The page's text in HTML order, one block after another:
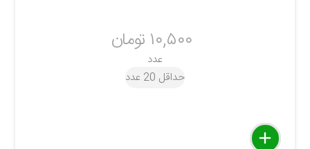
۱۰,۵۰۰ تومان
عدد
حداقل 20 عدد
delete
remove
add